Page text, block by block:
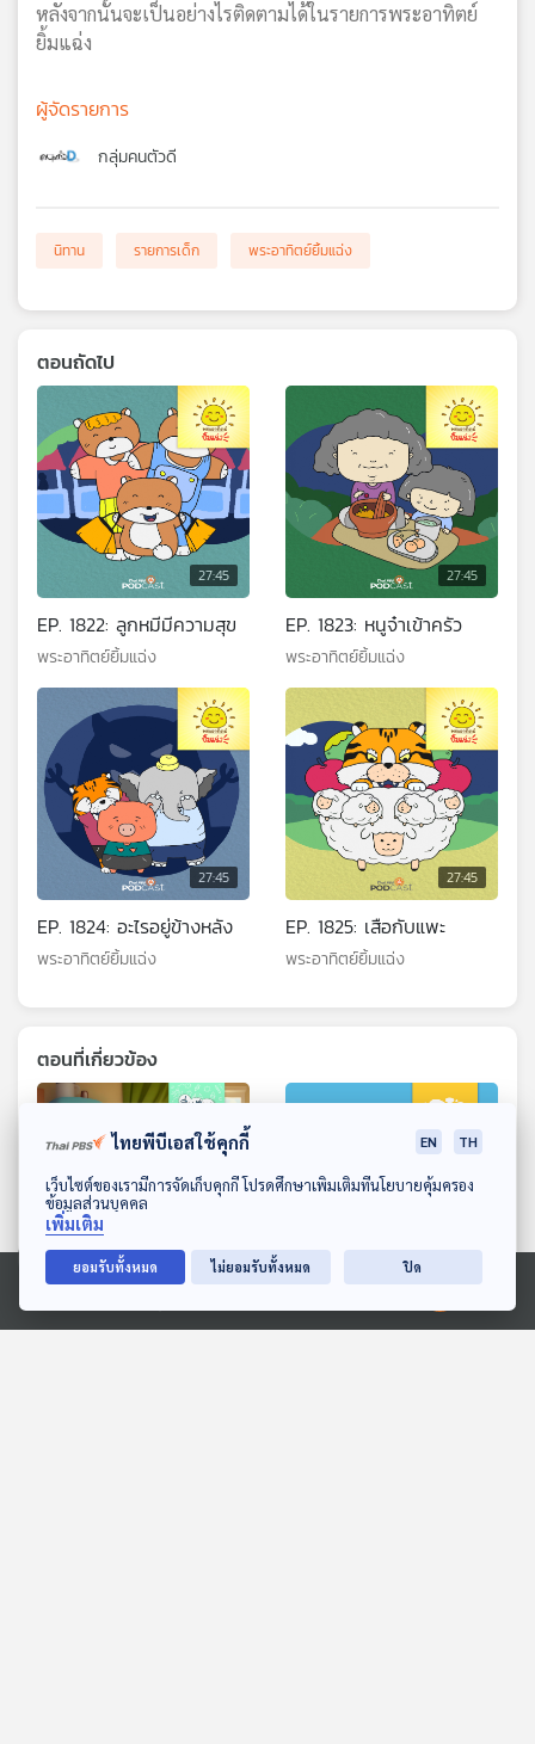
ดาวน์โหลด Thai PBS Podcast Application
Ⓒ 2020 องค์การกระจายเสียงและแพร่ภาพสาธารณะแห่งประเทศไทย
หลังจากนั้นจะเป็นอย่างไรติดตามได้ในรายการพระอาทิตย์
ยิ้มแฉ่ง
ผู้จัดรายการ
กลุ่มคนตัวดี
นิทาน รายการเด็ก พระอาทิตย์ยิ้มแฉ่ง
ตอนถัดไป
27:45
EP. 1822: ลูกหมีมีความสุข
พระอาทิตย์ยิ้มแฉ่ง
27:45
EP. 1823: หนูจ๋าเข้าครัว
พระอาทิตย์ยิ้มแฉ่ง
27:45
EP. 1824: อะไรอยู่ข้างหลัง
พระอาทิตย์ยิ้มแฉ่ง
27:45
EP. 1825: เสือกับแพะ
พระอาทิตย์ยิ้มแฉ่ง
ตอนที่เกี่ยวข้อง
27:45
EP. 223: หมายักษ์ ตัวใหญ่
ไทยพีบีเอสใช้คุกกี้ EN TH
เว็บไซต์ของเรามีการจัดเก็บคุกกี้ โปรดศึกษาเพิ่มเติมที่นโยบายคุ้มครอง
ข้อมูลส่วนบุคคล
เพิ่มเติม
ยอมรับทั้งหมด ไม่ยอมรับทั้งหมด ปิด